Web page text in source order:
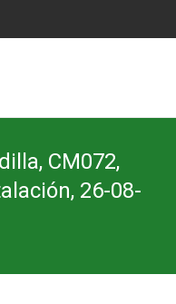
CM072,
26-08-